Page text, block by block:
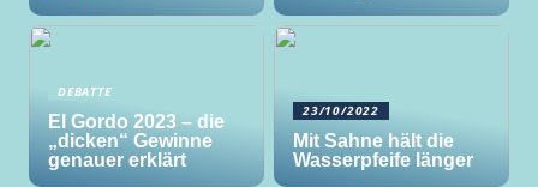
DEBATTE
El Gordo 2023 – die
„dicken“ Gewinne
genauer erklärt
23/10/2022
Mit Sahne hält die
Wasserpfeife länger